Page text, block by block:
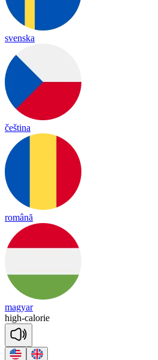
svenska
čeština
română
magyar
high-calorie